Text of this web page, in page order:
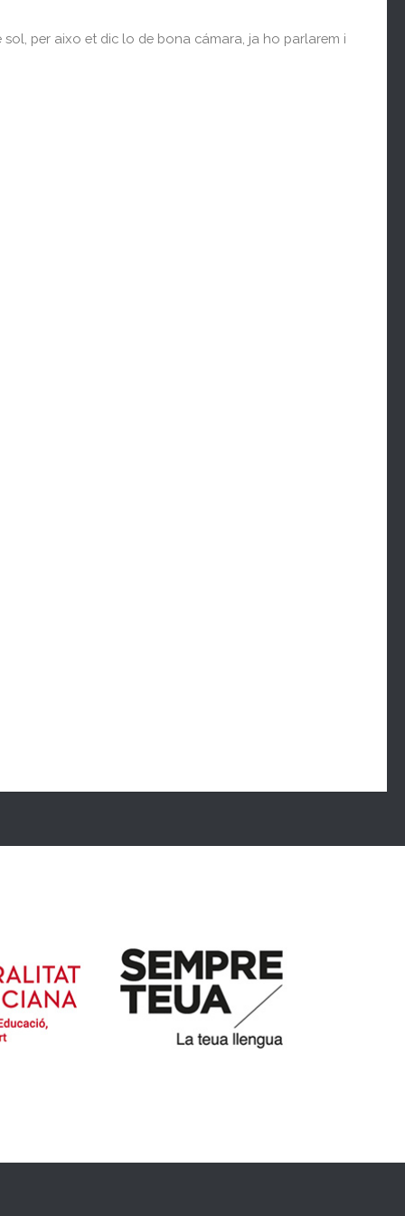
per aixo et dic lo de bona cámara, ja ho parlarem i